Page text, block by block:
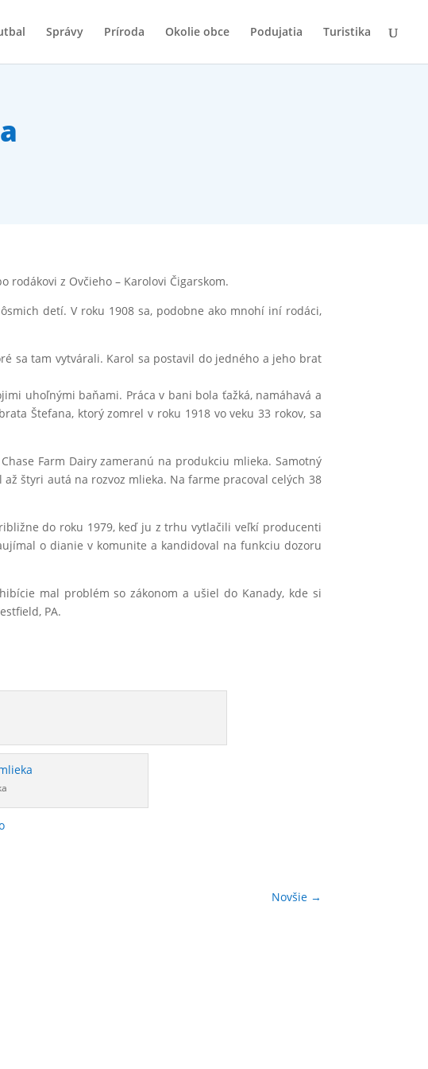
Správy Príroda Okolie obce Podujatia Turistika
rodákovi z Ovčieho – Karolovi Čigarskom.
detí. V roku 1908 sa, podobne ako mnohí iní rodáci,
sa tam vytvárali. Karol sa postavil do jedného a jeho brat
uhoľnými baňami. Práca v bani bola ťažká, namáhavá a
Štefana, ktorý zomrel v roku 1918 vo veku 33 rokov, sa
Farm Dairy zameranú na produkciu mlieka. Samotný
štyri autá na rozvoz mlieka. Na farme pracoval celých 38
do roku 1979, keď ju z trhu vytlačili veľkí producenti
o dianie v komunite a kandidoval na funkciu dozoru
mal problém so zákonom a ušiel do Kanady, kde si
PA.
Novšie→